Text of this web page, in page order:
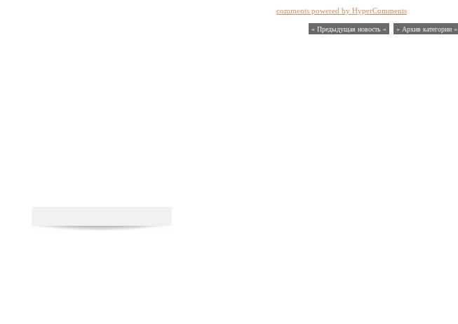
comments powered by HyperComments
« Предыдущая новость « » Архив категории «